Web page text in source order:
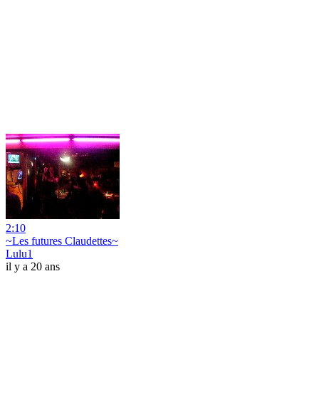
2:10
~Les futures Claudettes~
Lulu1
il y a 20 ans